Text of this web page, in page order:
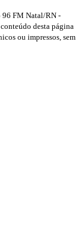
96 FM Natal/RN -
desta página
ou impressos, sem